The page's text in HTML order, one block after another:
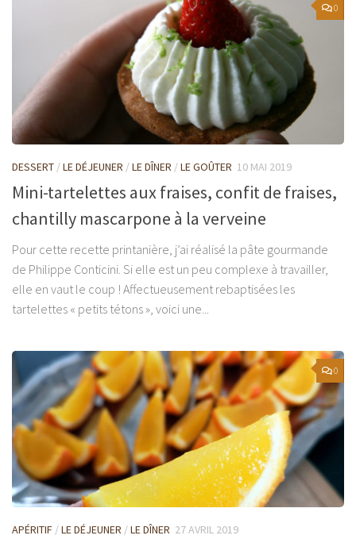
0
DESSERT /LE DÉJEUNER /LE DÎNER /LE GOÛTER 10 MAI 2019
Mini-tartelettes aux fraises, confit de fraises,
chantilly mascarpone à la verveine
Pour cette recette printanière, j’ai réalisé la pâte gourmande
de Philippe Conticini. Si elle est un peu complexe à travailler,
elle en vaut le coup ! Affectueusement rebaptisées les
tartelettes « petits tétons », voici une...
0
APÉRITIF /LE DÉJEUNER /LE DÎNER 27 AVRIL 2019